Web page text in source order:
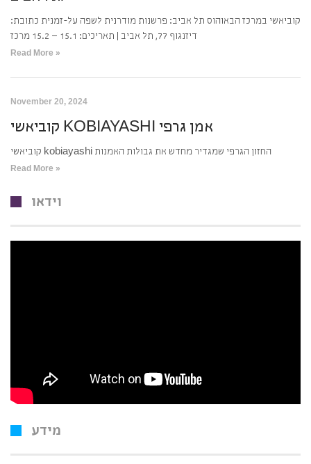
קוביאשי במרכז הבאוהוס תל אביב: פרשנות מודרנית לשפה על-זמנית כתובת:
דיזנגוף 77, תל אביב | תאריכים: 15.1 – 15.2 מרכז
Read More »
November 20, 2024
קוביאשי KOBIAYASHI אמן גרפי
קוביאשי kobiayashi החזון הגרפי שמגדיר מחדש את גבולות האמנות
Read More »
וידאו
מידע